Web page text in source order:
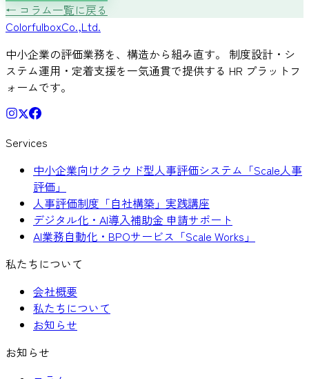
← コラム一覧に戻る
ColorfulboxCo.,Ltd.
中小企業の評価業務を、構造から組み直す。 制度設計・シ
ステム運用・定着支援を一気通貫で提供する HR プラットフ
ォームです。
Services
中小企業向けクラウド型人事評価システム「Scale人事
評価」
人事評価制度「自社構築」実践講座
デジタル化・AI導入補助金 申請サポート
AI業務自動化・BPOサービス「Scale Works」
私たちについて
会社概要
私たちについて
お知らせ
お知らせ